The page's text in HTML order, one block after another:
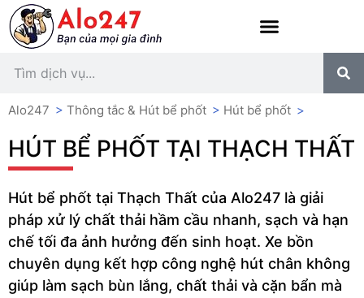
Alo247 > Thông tắc & Hút bể phốt > Hút bể phốt >
HÚT BỂ PHỐT TẠI THẠCH THẤT
Hút bể phốt tại Thạch Thất của Alo247 là giải
pháp xử lý chất thải hầm cầu nhanh, sạch và hạn
chế tối đa ảnh hưởng đến sinh hoạt. Xe bồn
chuyên dụng kết hợp công nghệ hút chân không
giúp làm sạch bùn lắng, chất thải và cặn bẩn mà